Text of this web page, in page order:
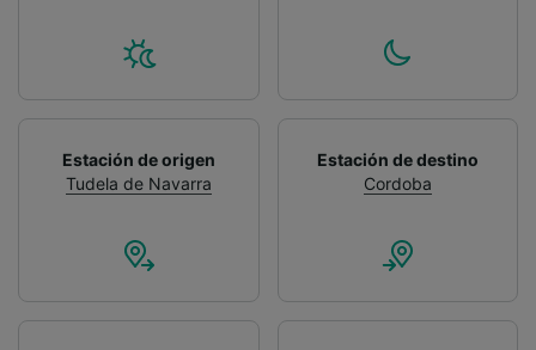
Estación de origen
Tudela de Navarra
Estación de destino
Cordoba